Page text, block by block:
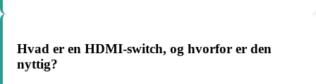
Hvad er en HDMI-switch, og hvorfor er den
nyttig?